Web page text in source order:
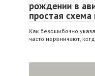
рождении в
простая
Как безошибочно
часто нервничают,